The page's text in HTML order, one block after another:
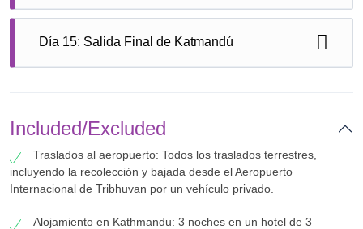
Duración: 3-4 horas de la Unidad Duración: 3-4 horas
de la Noche en Besisahar.
de la Marsyangdi y Trishuli Ríos. Pasar su última noche
Día 15: Salida Final de Katmandú
Circuito de Trekking.
Included/Excluded
Traslados al aeropuerto: Todos los traslados terrestres,
incluyendo la recolección y bajada desde el Aeropuerto
Internacional de Tribhuvan por un vehículo privado.
Alojamiento en Kathmandu: 3 noches en un hotel de 3